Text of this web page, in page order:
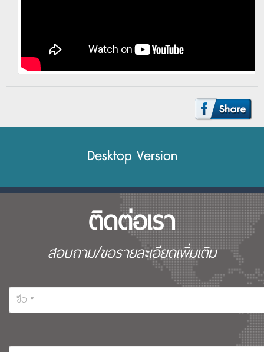
Desktop Version
ติดต่อเรา
สอบถาม/ขอรายละเอียดเพิ่มเติม